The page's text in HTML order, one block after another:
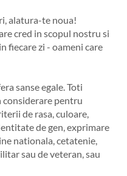
alatura-te noua!
cred in scopul nostru si
fiecare zi - oameni care
sanse egale. Toti
pentru
de rasa, culoare,
de gen, exprimare
nationala, cetatenie,
sau de veteran, sau